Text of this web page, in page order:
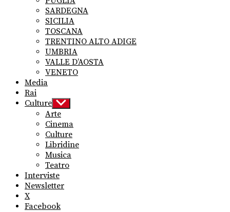
SARDEGNA
SICILIA
TOSCANA
TRENTINO ALTO ADIGE
UMBRIA
VALLE D’AOSTA
VENETO
Media
Rai
Culture Show
sub
menu
Arte
Cinema
Culture
Libridine
Musica
Teatro
Interviste
Newsletter
X
Facebook